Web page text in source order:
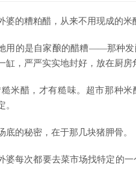
婆的糟粕醋，从来不用现成的米
用的是自家酿的醋糟——那种发
缸，严严实实地封好，放在厨房
糙米醋，才有糙味。超市那种
。
底的秘密，在于那几块猪胛骨。
婆每次都要去菜市场找特定的